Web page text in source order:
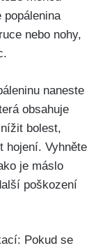
popálenina
⁤nebo nohy,
naneste
obsahuje
bolest,
hojení. ⁣Vyhněte
je ‌máslo
poškození
Pokud se